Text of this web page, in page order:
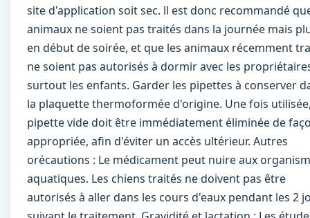
site d'application soit sec. ll est donc recommandé
animaux ne soient pas traités dans la journée mais
en début de soirée, et que les animaux récemment
ne soient pas autorisés à dormir avec les
surtout les enfants. Garder les pipettes à conserver
la plaquette thermoformée d'origine. Une fois
pipette vide doit être immédiatement éliminée de
appropriée, afin d'éviter un accès ultérieur. Autres
orécautions : Le médicament peut nuire aux
aquatiques. Les chiens traités ne doivent pas être
autorisés à aller dans les cours d'eaux pendant les 2